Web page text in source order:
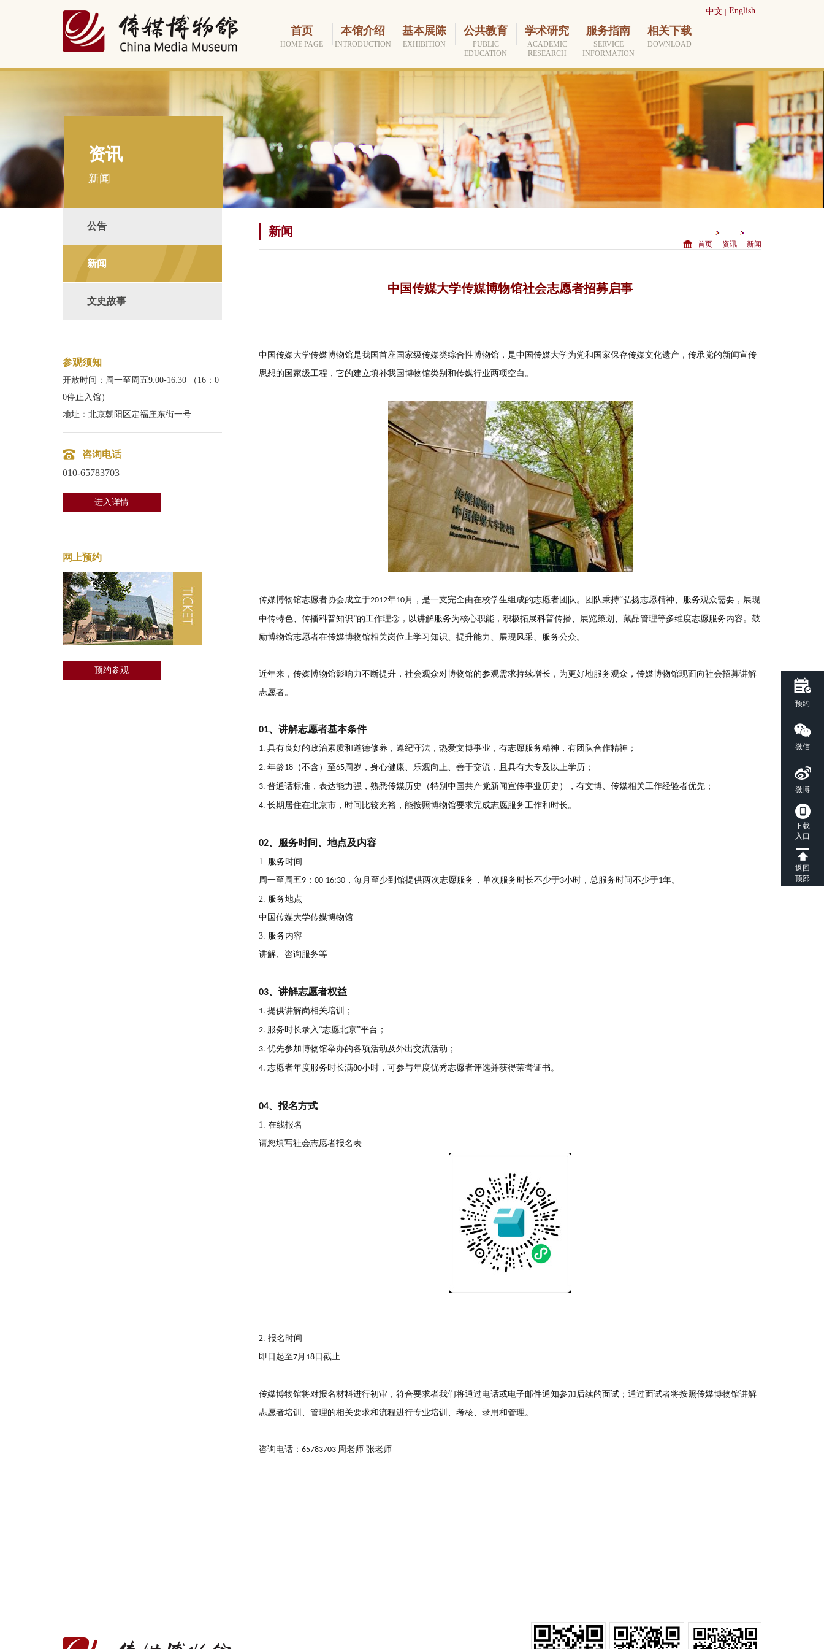
首页
HOME PAGE
本馆介绍
INTRODUCTION
基本展陈
EXHIBITION
公共教育
PUBLIC
EDUCATION
学术研究
ACADEMIC
RESEARCH
服务指南
SERVICE
INFORMATION
相关下载
DOWNLOAD
中文 English
资讯
新闻
公告
新闻
文史故事
参观须知
开放时间：周一至周五9:00-16:30 （16：0
0停止入馆）
地址：北京朝阳区定福庄东街一号
咨询电话
010-65783703
进入详情
网上预约
预约参观
新闻
首页 资讯 新闻
中国传媒大学传媒博物馆社会志愿者招募启事
中国传媒大学传媒博物馆是我国首座国家级传媒类综合性博物馆，是中国传媒大学为党和国家保存传媒文化遗产，传承党的新闻宣传
思想的国家级工程，它的建立填补我国博物馆类别和传媒行业两项空白。
传媒博物馆志愿者协会成立于2012年10月，是一支完全由在校学生组成的志愿者团队。团队秉持“弘扬志愿精神、服务观众需要，展现
中传特色、传播科普知识”的工作理念，以讲解服务为核心职能，积极拓展科普传播、展览策划、藏品管理等多维度志愿服务内容。鼓
励博物馆志愿者在传媒博物馆相关岗位上学习知识、提升能力、展现风采、服务公众。
近年来，传媒博物馆影响力不断提升，社会观众对博物馆的参观需求持续增长，为更好地服务观众，传媒博物馆现面向社会招募讲解
志愿者。
01、 讲解志愿者基本条件
1. 具有良好的政治素质和道德修养，遵纪守法，热爱文博事业，有志愿服务精神，有团队合作精神；
2. 年龄18 （不含）至65周岁，身心健康、乐观向上、善于交流，且具有大专及以上学历；
3. 普通话标准，表达能力强，熟悉传媒历史（特别中国共产党新闻宣传事业历史），有文博、传媒相关工作经验者优先；
4. 长期居住在北京市，时间比较充裕，能按照博物馆要求完成志愿服务工作和时长。
02、 服务时间、地点及内容
1. 服务时间
周一至周五9 ： 00-16:30 ，每月至少到馆提供两次志愿服务，单次服务时长不少于3小时，总服务时间不少于1年。
2. 服务地点
中国传媒大学传媒博物馆
3. 服务内容
讲解、咨询服务等
03、 讲解志愿者权益
1. 提供讲解岗相关培训；
2. 服务时长录入“志愿北京”平台；
3. 优先参加博物馆举办的各项活动及外出交流活动；
4. 志愿者年度服务时长满80小时，可参与年度优秀志愿者评选并获得荣誉证书。
04、 报名方式
1. 在线报名
请您填写社会志愿者报名表
2. 报名时间
即日起至7月 18 日截止
传媒博物馆将对报名材料进行初审，符合要求者我们将通过电话或电子邮件通知参加后续的面试；通过面试者将按照传媒博物馆讲解
志愿者培训、管理的相关要求和流程进行专业培训、考核、录用和管理。
咨询电话： 65783703 周老师 张老师
预约
微信
微博
下载
入口
返回
顶部